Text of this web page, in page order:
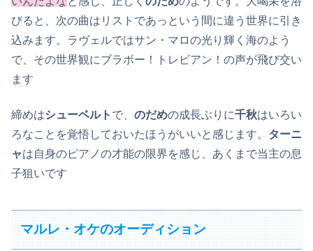
びると、次の曲はリストであっという間に違う世界に引き
込みます。ラヴェルではサン・マロの光り輝く海のよう
で、その世界観にブラボー！トレビアン！の声が飛び交い
ます
締めはシューベルト で、 のだめの成長ぶりに千秋はいろい
ろなことを覚悟しておいたほうがいいと感じます。 ターニ
ャは自身のピアノの才能の限界を感じ、あくまで当主の息
子狙いです
マルレ・オケのオーディション